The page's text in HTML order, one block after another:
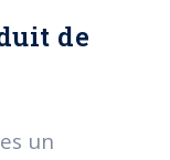
de
un